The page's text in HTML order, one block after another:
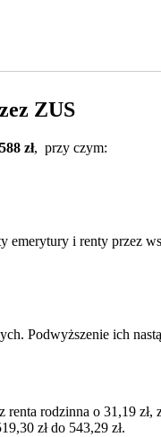
ZUS
zł, przy czym:
emerytury i renty przez
Podwyższenie ich
rodzinna o 31,19 zł,
zł do 543,29 zł.